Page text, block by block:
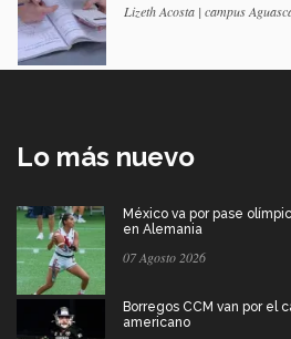
Lizeth Acosta | campus
Lo más nuevo
México va por pase
en Alemania
07 Agosto 2026
Borregos CCM van por el
americano